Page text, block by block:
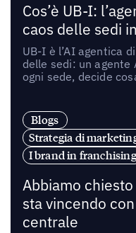
Cos’è UB-I:
caos delle sedi
UB-I è l’AI agentica
delle sedi: un
ogni sede, decide
Blogs
Strategia di
I brand in franchising
Abbiamo
sta vincendo
centrale